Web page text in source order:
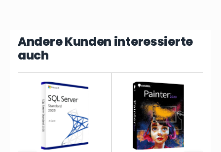
Andere Kunden interessierte
auch